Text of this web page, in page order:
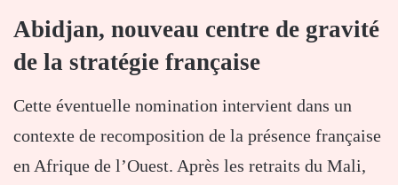
Abidjan, nouveau centre de gravité
de la stratégie française
Cette éventuelle nomination intervient dans un
contexte de recomposition de la présence française
en Afrique de l’Ouest. Après les retraits du Mali,